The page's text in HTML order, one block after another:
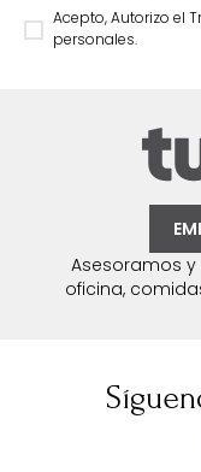
Acepto, Autorizo el
personales.
Asesoramos
oficina,